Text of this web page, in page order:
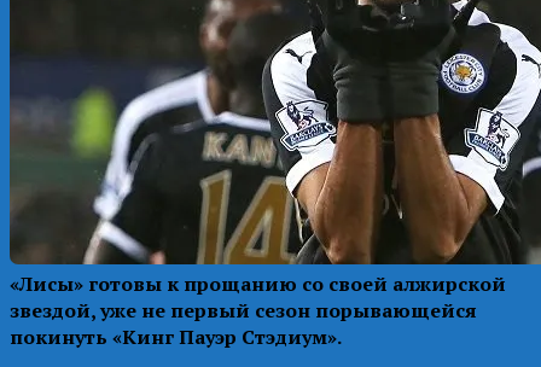
«Лисы» готовы к прощанию со своей алжирской
звездой, уже не первый сезон порывающейся
покинуть «Кинг Пауэр Стэдиум».